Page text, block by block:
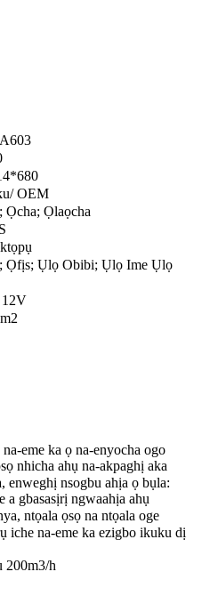
OEM
Ọcha; Ọlaọcha
Ọfịs; Ụlọ Obibi; Ụlọ Ime Ụlọ
eme ka ọ na-enyocha ogo
nhicha ahụ na-akpaghị aka
nsogbu ahịa ọ bụla:
a gbasasịrị ngwaahịa ahụ
ntọala ọsọ na ntọala oge
iche na-eme ka ezigbo ikuku dị
h